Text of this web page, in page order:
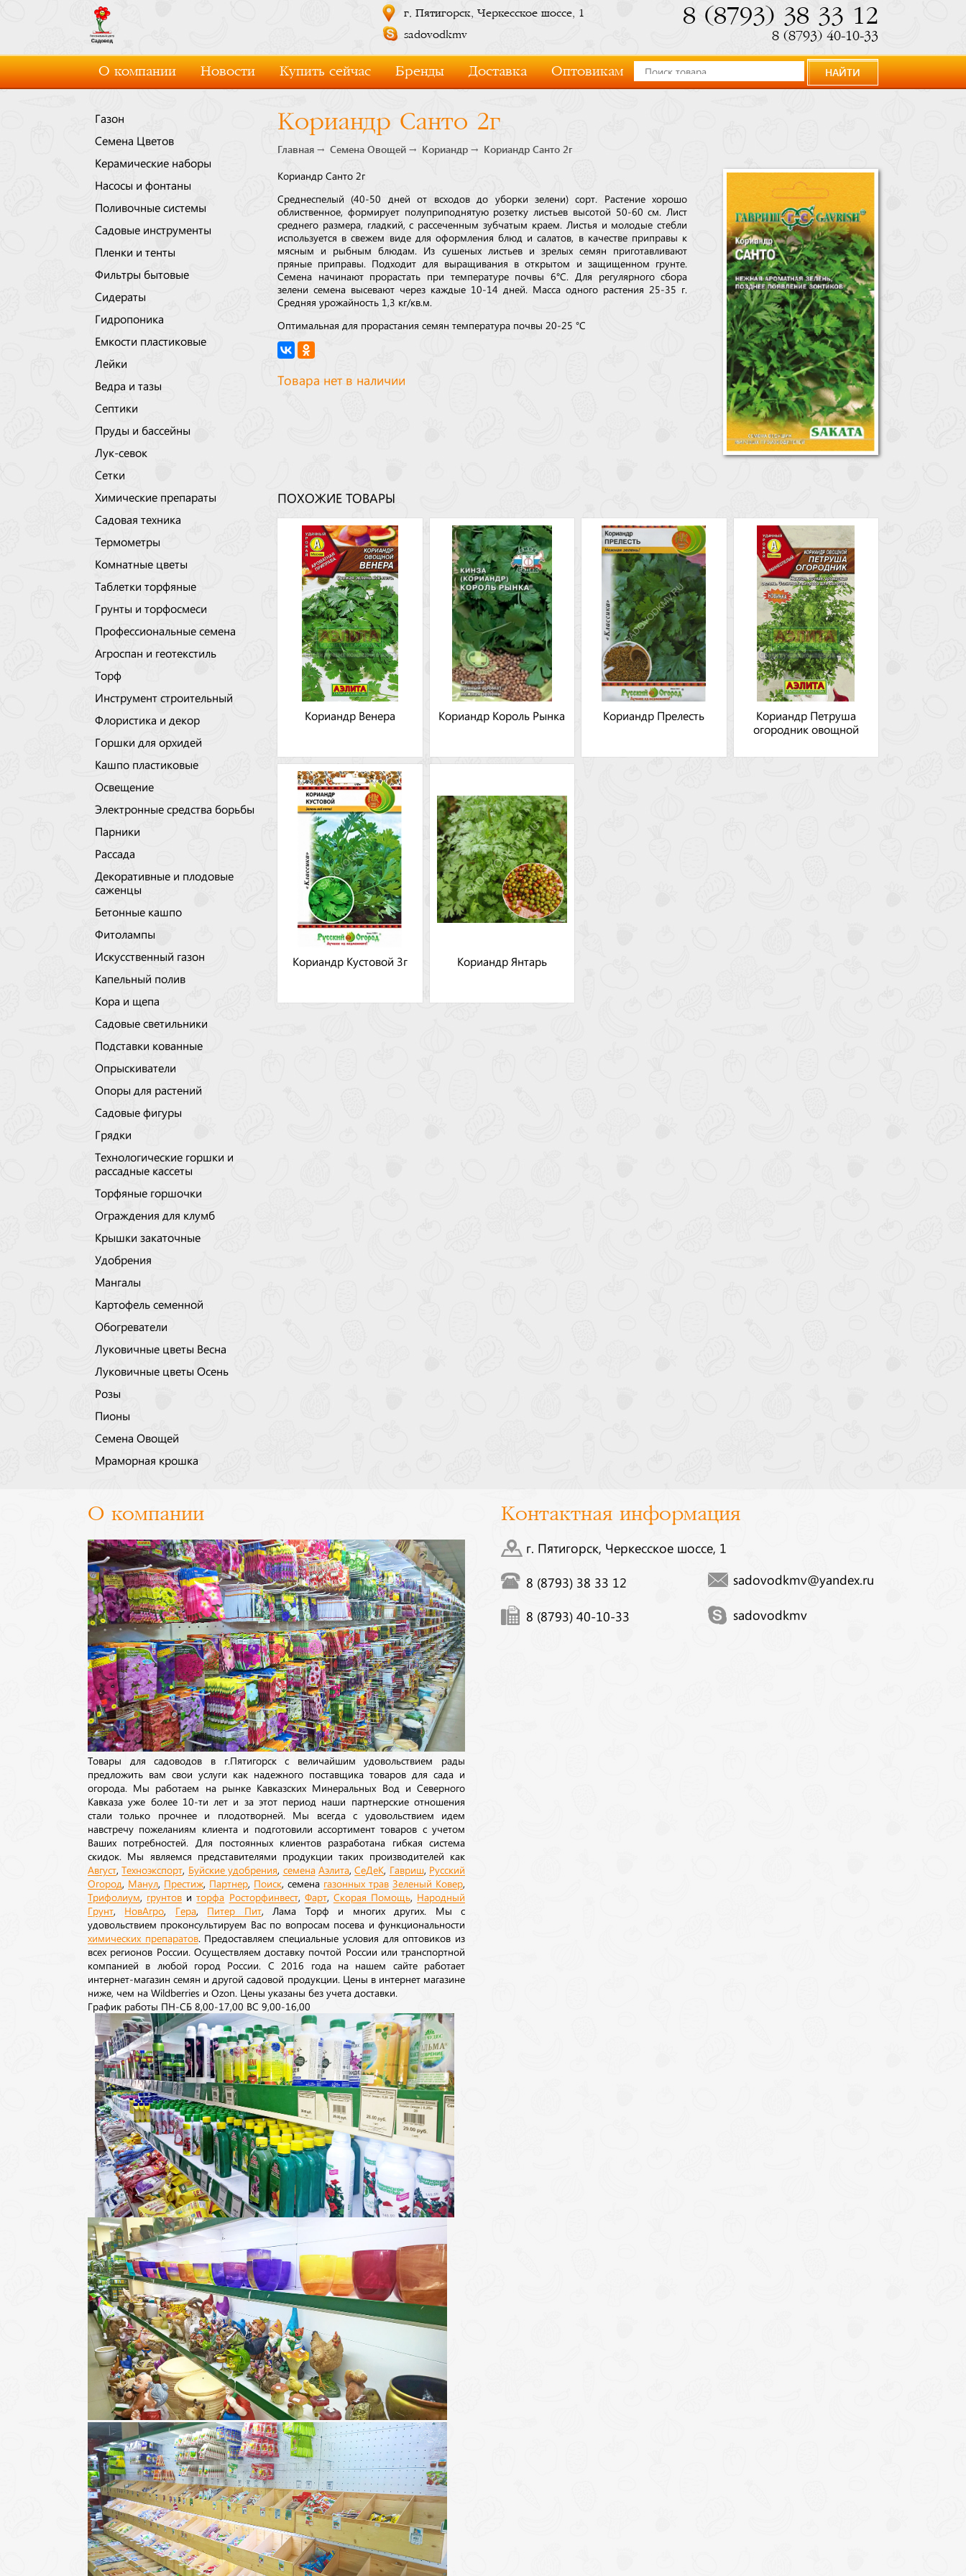
г. Пятигорск, Черкесское шоссе, 1
sadovodkmv
8 (8793) 38 33 12
8 (8793) 40-10-33
О компании Новости Купить сейчас Бренды Доставка Оптовикам НАЙТИ
Газон
Семена Цветов
Керамические наборы
Насосы и фонтаны
Поливочные системы
Садовые инструменты
Пленки и тенты
Фильтры бытовые
Сидераты
Гидропоника
Емкости пластиковые
Лейки
Ведра и тазы
Септики
Пруды и бассейны
Лук-севок
Сетки
Химические препараты
Садовая техника
Термометры
Комнатные цветы
Таблетки торфяные
Грунты и торфосмеси
Профессиональные семена
Агроспан и геотекстиль
Торф
Инструмент строительный
Флористика и декор
Горшки для орхидей
Кашпо пластиковые
Освещение
Электронные средства борьбы
Парники
Рассада
Декоративные и плодовые
саженцы
Бетонные кашпо
Фитолампы
Искусственный газон
Капельный полив
Кора и щепа
Садовые светильники
Подставки кованные
Опрыскиватели
Опоры для растений
Садовые фигуры
Грядки
Технологические горшки и
рассадные кассеты
Торфяные горшочки
Ограждения для клумб
Крышки закаточные
Удобрения
Мангалы
Картофель семенной
Обогреватели
Луковичные цветы Весна
Луковичные цветы Осень
Розы
Пионы
Семена Овощей
Мраморная крошка
Кориандр Санто 2г
Главная Семена Овощей Кориандр Кориандр Санто 2г
Кориандр Санто 2г
Среднеспелый (40-50 дней от всходов до уборки зелени) сорт. Растение хорошо
облиственное, формирует полуприподнятую розетку листьев высотой 50-60 см. Лист
среднего размера, гладкий, с рассеченным зубчатым краем. Листья и молодые стебли
используется в свежем виде для оформления блюд и салатов, в качестве приправы к
мясным и рыбным блюдам. Из сушеных листьев и зрелых семян приготавливают
пряные приправы. Подходит для выращивания в открытом и защищенном грунте.
Семена начинают прорастать при температуре почвы 6°С. Для регулярного сбора
зелени семена высевают через каждые 10-14 дней. Масса одного растения 25-35 г.
Средняя урожайность 1,3 кг/кв.м.
Оптимальная для прорастания семян температура почвы 20-25 °С
Товара нет в наличии
ПОХОЖИЕ ТОВАРЫ
Кориандр Венера Кориандр Король Рынка Кориандр Прелесть
Кориандр Петруша
огородник овощной
Кориандр Кустовой 3г Кориандр Янтарь
О компании
Товары для садоводов в г.Пятигорск с величайшим удовольствием рады
предложить вам свои услуги как надежного поставщика товаров для сада и
огорода. Мы работаем на рынке Кавказских Минеральных Вод и Северного
Кавказа уже более 10-ти лет и за этот период наши партнерские отношения
стали только прочнее и плодотворней. Мы всегда с удовольствием идем
навстречу пожеланиям клиента и подготовили ассортимент товаров с учетом
Ваших потребностей. Для постоянных клиентов разработана гибкая система
скидок. Мы являемся представителями продукции таких производителей как
Август ,Техноэкспорт Буйские удобрения семена Аэлита,СеДеК Гавриш Русский
Огород Манул Престиж Партнер Поиск , семена газонных трав Зеленый Ковер
Трифолиум грунтов иторфа Росторфинвест, Фарт, Скорая Помощь Народный
Грунт НовАгро Гера, Питер Пит, Лама Торф и многих других. Мы с
удовольствием проконсультируем Вас по вопросам посева и функциональности
химических препаратов. Предоставляем специальные условия для оптовиков из
всех регионов России. Осуществляем доставку почтой России или транспортной
компанией в любой город России. С 2016 года на нашем сайте работает
интернет-магазин семян и другой садовой продукции. Цены в интернет магазине
ниже, чем на Wildberries и Ozon. Цены указаны без учета доставки.
График работы ПН-СБ 8,00-17,00 ВС 9,00-16,00
Контактная информация
г. Пятигорск, Черкесское шоссе, 1
8 (8793) 38 33 12
8 (8793) 40-10-33
sadovodkmv@yandex.ru
sadovodkmv